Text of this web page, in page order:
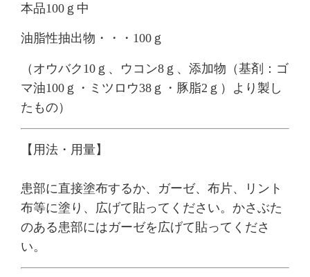
本品100ｇ中
油脂性抽出物・・・100ｇ
（オウバク10ｇ、ウコン8ｇ、添加物（基剤：ゴ
マ油100ｇ・ミツロウ38ｇ・豚脂2ｇ）より製し
たもの）
【用法・用量】
患部に直接塗布するか、ガーゼ、布片、リント
布等に塗り、広げて貼ってください。かさぶた
のある患部にはガーゼを広げて貼ってくださ
い。